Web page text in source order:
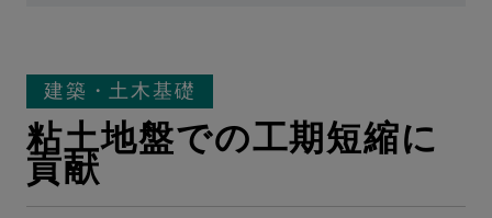
建築・土木基礎
粘土地盤での工期短縮に
貢献